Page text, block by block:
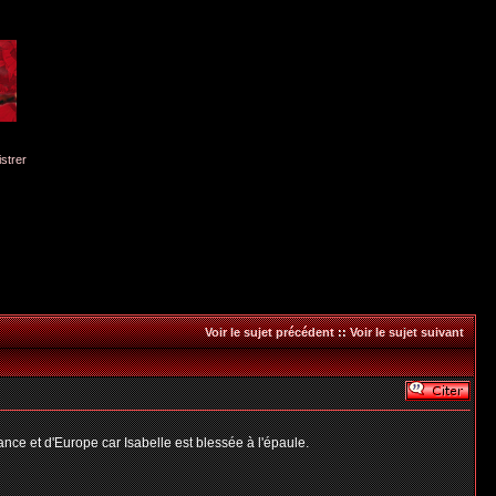
Voir le sujet précédent::Voir le sujet suivant
et d'Europe car Isabelle est blessée à l'épaule.